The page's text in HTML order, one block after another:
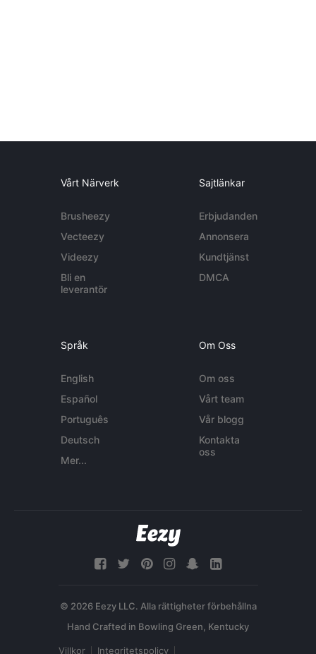
Vårt Närverk
Brusheezy
Vecteezy
Videezy
Bli en
leverantör
Sajtlänkar
Erbjudanden
Annonsera
Kundtjänst
DMCA
Språk
English
Español
Português
Deutsch
Mer...
Om Oss
Om oss
Vårt team
Vår blogg
Kontakta
oss
© 2026 Eezy LLC. Alla rättigheter förbehållna
Villkor Integritetspolicy